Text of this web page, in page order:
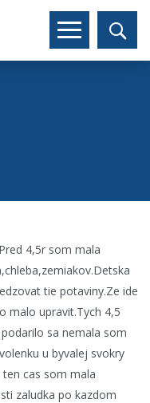
4,5r som mala
tie potaviny.Ze ide
malo upravit.Tych 4,5
sa nemala som
u byvalej svokry
ten cas som mala
zaludka po kazdom